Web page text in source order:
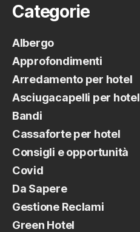
Categorie
Albergo
Approfondimenti
Arredamento per hotel
Asciugacapelli per hotel
Bandi
Cassaforte per hotel
Consigli e opportunità
Covid
Da Sapere
Gestione Reclami
Green Hotel